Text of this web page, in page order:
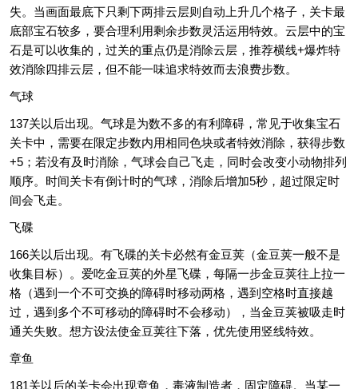
失。当画面最底下只剩下两排云层则自动上升几个格子，关卡最
底部宝石较多，要合理利用剩余步数灵活运用特效。云层中的宝
石是可以收集的，过关的重点仍是消除云层，推荐横线+爆炸特
效消除四排云层，但不能一味追求特效而去浪费步数。
气球
137关以后出现。气球是为数不多的有利障碍，常见于收集宝石
关卡中，需要在限定步数内用相同色块或者特效消除，获得步数
+5；若没有及时消除，气球会自己飞走，同时会改变小动物排列
顺序。时间关卡有倒计时的气球，消除后增加5秒，超过限定时
间会飞走。
飞碟
166关以后出现。有飞碟的关卡必然有金豆荚（金豆荚一般不是
收集目标）。爱吃金豆荚的外星飞碟，每隔一步金豆荚往上拉一
格（遇到一个不可交换的障碍时移动两格，遇到空格时直接越
过，遇到多个不可移动的障碍时不会移动），当金豆荚被吸走时
通关失败。想方设法使金豆荚往下落，优先使用竖线特效。
章鱼
181关以后的关卡会出现章鱼，毒液制造者，固定障碍。当某一